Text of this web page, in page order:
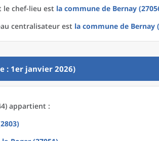
le chef-lieu est la commune de Bernay
centralisateur est la commune de Bernay
: 1er janvier 2026)
appartient :